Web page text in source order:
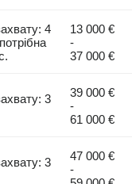
4
13 000 €
-
37 000 €
3
39 000 €
-
61 000 €
3
47 000 €
-